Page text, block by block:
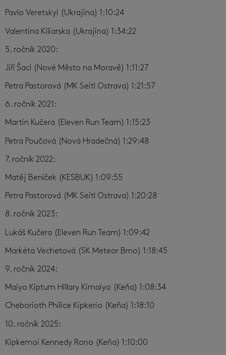
Pavlo Veretskyi (Ukrajina) 1:10:24
Valentina Kiliarska (Ukrajina) 1:34:22
5. ročník 2020:
Jiří Šacl (Nové Město na Moravě) 1:11:27
Petra Pastorová (MK Seitl Ostrava) 1:21:57
6. ročník 2021:
Martin Kučera (Eleven Run Team) 1:15:23
Petra Poučová (Nová Hradečná) 1:29:48
7. ročník 2022:
Matěj Beníček (KESBUK) 1:09:55
Petra Pastorová (MK Seitl Ostrava) 1:20:28
8. ročník 2023:
Lukáš Kučera (Eleven Run Team) 1:09:42
Markéta Vechetová (SK Meteor Brno) 1:18:45
9. ročník 2024:
Maiyo Kiptum Hillary Kimaiyo (Keňa) 1:08:34
Cheborioth Philice Kipkerio (Keňa) 1:18:10
10. ročník 2025:
Kipkemoi Kennedy Rono (Keňa) 1:10:00